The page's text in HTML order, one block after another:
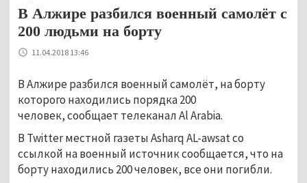
В Алжире разбился военный самолёт с
200 людьми на борту
11.04.2018 13:46
В Алжире разбился военный самолёт, на борту
которого находились порядка 200
человек, сообщает телеканал Al Arabia.
В Twitter местной газеты Asharq AL-awsat со
ссылкой на военный источник сообщается, что на
борту находились 200 человек, все они погибли.